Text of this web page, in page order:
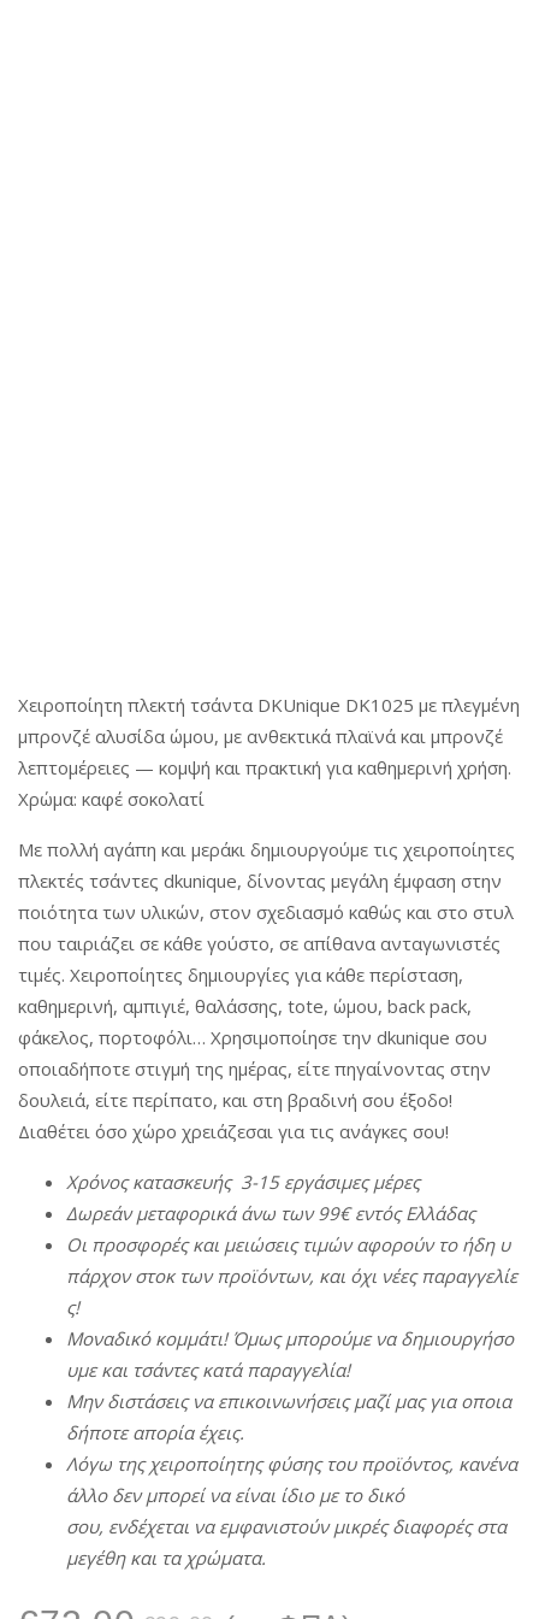
Χειροποίητη πλεκτή τσάντα DKUnique DK1025 με πλεγμένη
μπρονζέ αλυσίδα ώμου, με ανθεκτικά πλαϊνά και μπρονζέ
λεπτομέρειες — κομψή και πρακτική για καθημερινή χρήση.
Χρώμα: καφέ σοκολατί
Με πολλή αγάπη και μεράκι δημιουργούμε τις χειροποίητες
πλεκτές τσάντες dkunique, δίνοντας μεγάλη έμφαση στην
ποιότητα των υλικών, στον σχεδιασμό καθώς και στο στυλ
που ταιριάζει σε κάθε γούστο, σε απίθανα ανταγωνιστές
τιμές. Χειροποίητες δημιουργίες για κάθε περίσταση,
καθημερινή, αμπιγιέ, θαλάσσης, tote, ώμου, back pack,
φάκελος, πορτοφόλι… Χρησιμοποίησε την dkunique σου
οποιαδήποτε στιγμή της ημέρας, είτε πηγαίνοντας στην
δουλειά, είτε περίπατο, και στη βραδινή σου έξοδο!
Διαθέτει όσο χώρο χρειάζεσαι για τις ανάγκες σου!
Χρόνος κατασκευής 3-15 εργάσιμες μέρες
Δωρεάν μεταφορικά άνω των99€εντός Ελλάδας
Οι προσφορές και μειώσεις τιμών αφορούν το ήδη υ
πάρχον στοκ τωνπροϊόντων, και όχι νέεςπαραγγελίε
ς!
Μοναδικό κομμάτι! Όμως μπορούμε να δημιουργήσο
υμε και τσάντες κατάπαραγγελία!
Μην διστάσεις να επικοινωνήσεις μαζί μας για οποια
δήποτε απορία έχεις.
Λόγω της χειροποίητης φύσης τουπροϊόντος, κανένα
άλλο δεν μπορεί να είναι ίδιο με το δικό
σου, ενδέχεται να εμφανιστούν μικρές διαφορές στα
μεγέθηκαι τα χρώματα.